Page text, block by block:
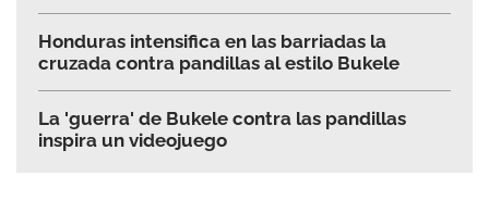
Honduras intensifica en las barriadas la
cruzada contra pandillas al estilo Bukele
La 'guerra' de Bukele contra las pandillas
inspira un videojuego